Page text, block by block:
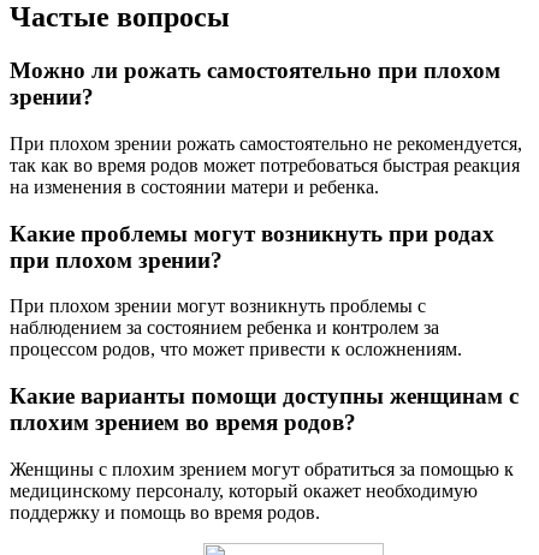
Частые вопросы
Можно ли рожать самостоятельно при плохом
зрении?
При плохом зрении рожать самостоятельно не рекомендуется,
так как во время родов может потребоваться быстрая реакция
на изменения в состоянии матери и ребенка.
Какие проблемы могут возникнуть при родах
при плохом зрении?
При плохом зрении могут возникнуть проблемы с
наблюдением за состоянием ребенка и контролем за
процессом родов, что может привести к осложнениям.
Какие варианты помощи доступны женщинам с
плохим зрением во время родов?
Женщины с плохим зрением могут обратиться за помощью к
медицинскому персоналу, который окажет необходимую
поддержку и помощь во время родов.